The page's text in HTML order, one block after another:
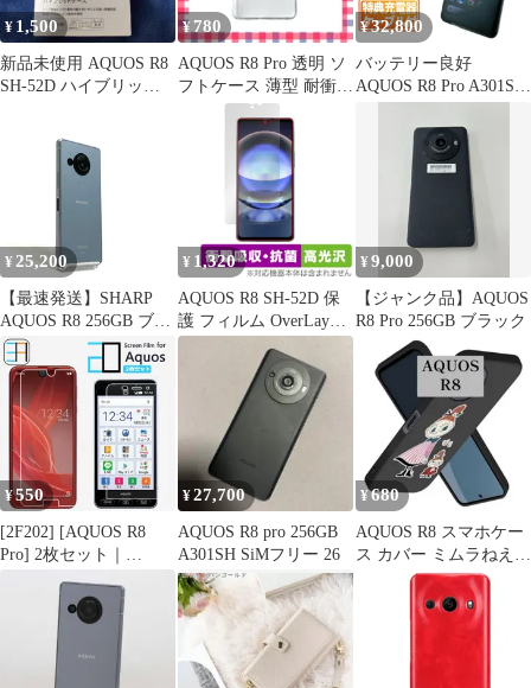
¥ 1,500
新品未使用 AQUOS R8
SH-52D ハイブリッド
¥780
AQUOS R8 Pro 透明 ソ
フトケース 薄型 耐衝撃
指紋防止 無地
¥32,800
バッテリー良好
AQUOS R8 Pro A301SH
リー(simロック解除済)
中古 本体 動作確認済
【最短送料無料】M-
¥ 25,200
【最速発送】SHARP
AQUOS R8 256GB ブル
ー docomo SH-52D 白ロ
ム【難有】
¥ 1,320
AQUOS R8 SH-52D 保
護 フィルム OverLay
Absorber 高光沢 アクオ
ス R8 SH52D スマホ用
保護フィルム 衝撃吸収
¥9,000
【ジャンク品】AQUOS
R8 Pro 256GB ブラック
¥550
[2F202] [AQUOS R8
Pro] 2枚セット｜
ト保護フィルム R10
A501SH SH-51F R9 pro
wish4 Wish5 A502SH
SH-52F R9 R8pro R8
¥27,700
AQUOS R8 pro 256GB
A301SH SiMフリー 26
¥680
AQUOS R8 スマホケー
ス カバー ミムラねえさ
ん リトルミイ かわいい